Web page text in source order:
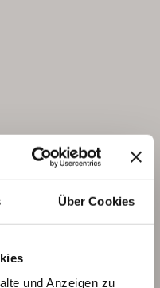
Über Cookies
und Anzeigen zu
wir als Aussteller auf der
Mit zwei Live-
einen kleinen Einblick.